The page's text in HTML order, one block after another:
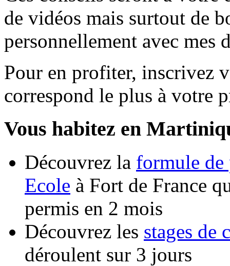
de vidéos mais surtout de
personnellement avec mes
Pour en profiter, inscrivez
correspond le plus à votre
Vous habitez en
Découvrez la formule de
Ecole à Fort de France
permis en 2 mois
Découvrez les stages de
déroulent sur 3 jours